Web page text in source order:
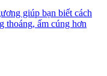
giúp bạn biết cách
thoáng, ấm cúng hơn